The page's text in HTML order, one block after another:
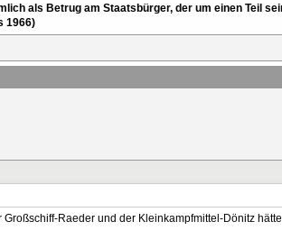
als Betrug am Staatsbürger, der um einen Teil
1966)
Raeder und der Kleinkampfmittel-Dönitz